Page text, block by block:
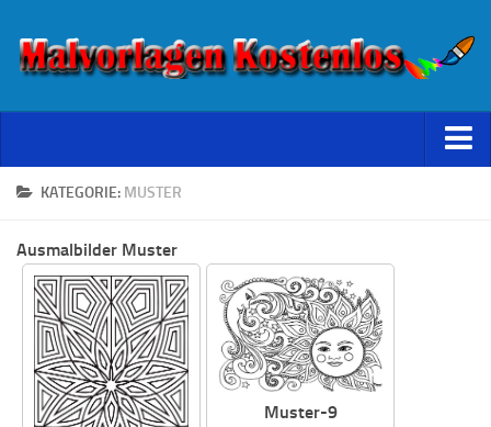
Starseite
KATEGORIE: MUSTER
Ausmalbilder Muster
Muster-9